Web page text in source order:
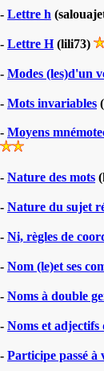
- Lettre h
- Lettre H(lili73)
- Modes (les)d'un
- Mots invariables
- Moyens
- Nature des mots
- Nature du sujet
- Ni, règles de
- Nom (le)et ses
- Noms à double
- Noms et adjectifs
- Participe passé